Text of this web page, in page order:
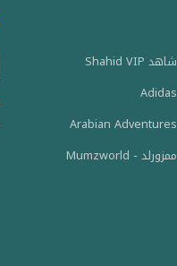
شاهد Shahid VIP
Adidas
Arabian Adventures
ممزورلد - Mumzworld